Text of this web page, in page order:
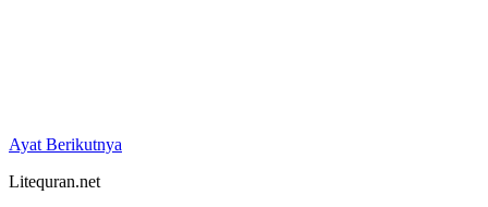
Ayat Berikutnya
Litequran.net